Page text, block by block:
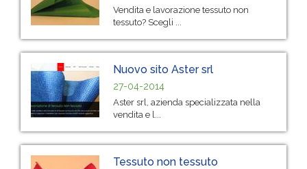
Vendita e lavorazione tessuto non
tessuto? Scegli ...
Nuovo sito Aster srl
27-04-2014
Aster srl, azienda specializzata nella
vendita e l...
Tessuto non tessuto